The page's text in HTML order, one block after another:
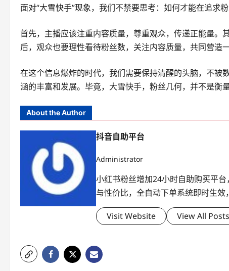
面对“大雪快手”现象，我们不禁要思考：如何才能在追求
首先，主播应该注重内容质量，尊重观众，传递正能量
后，观众也要理性看待粉丝数，关注内容质量，共同营造
在这个信息爆炸的时代，我们需要保持清醒的头脑，不被
涵的丰富和发展。毕竟，大雪快手，粉丝几何，并不是衡
About the Author
抖音自助平台
Administrator
小红书粉丝增加24小时自助购买平
与性价比，全自动下单系统即时生效
Visit Website View All Posts